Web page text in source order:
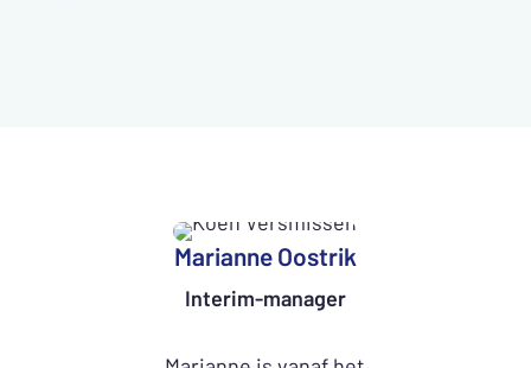
Marianne Oostrik
Interim-manager